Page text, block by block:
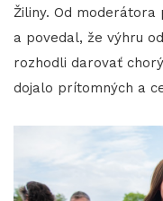
Žiliny. Od
a povedal, že výhru
rozhodli darovať
dojalo prítomných a